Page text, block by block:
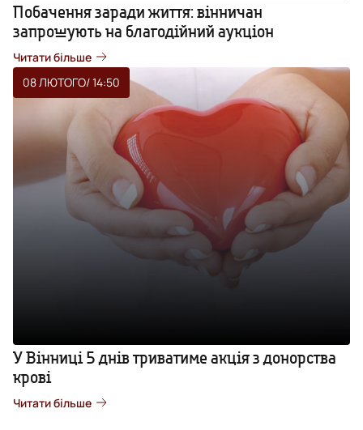
Побачення заради життя: вінничан
запрошують на благодійний аукціон
Читати більше
08 ЛЮТОГО/ 14:50
У Вінниці 5 днів триватиме акція з донорства
крові
Читати більше